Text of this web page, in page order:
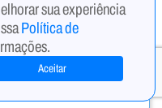
ANTI
sua experiência
Política de
Aceitar